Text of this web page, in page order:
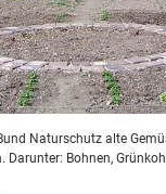
Naturschutz alte
Darunter: Bohnen,